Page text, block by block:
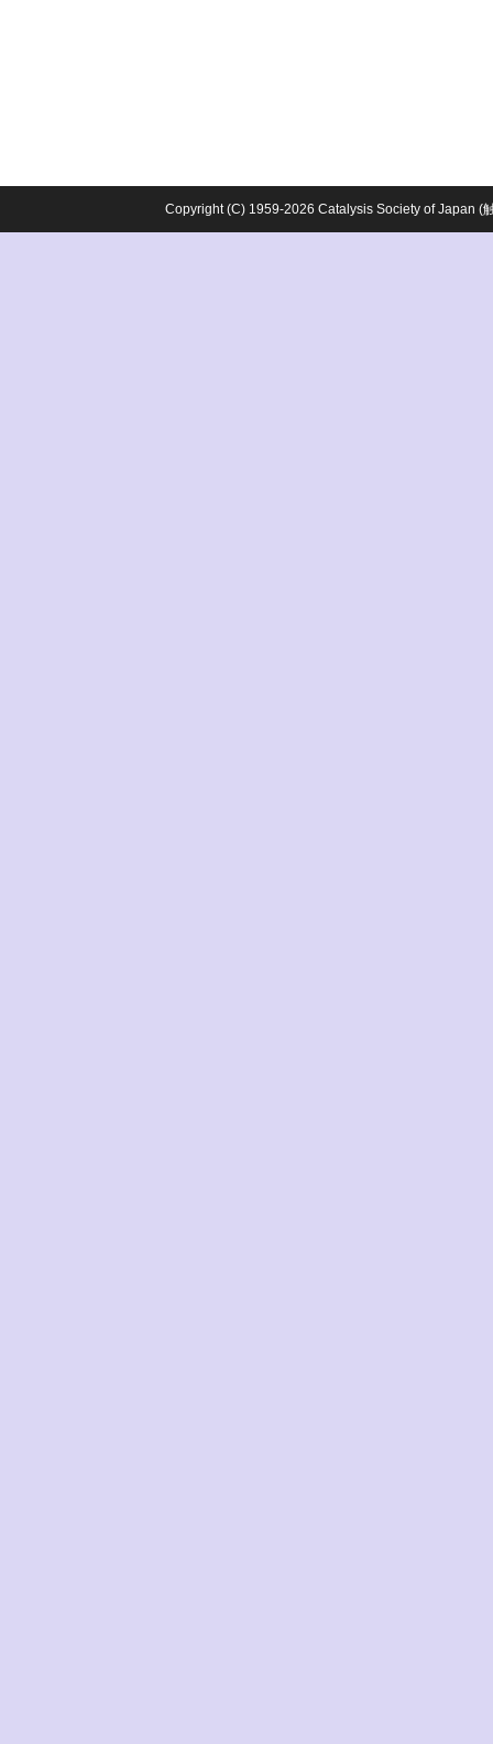
Copyright (C) 1959-2026 Catalysis Society of Japan (